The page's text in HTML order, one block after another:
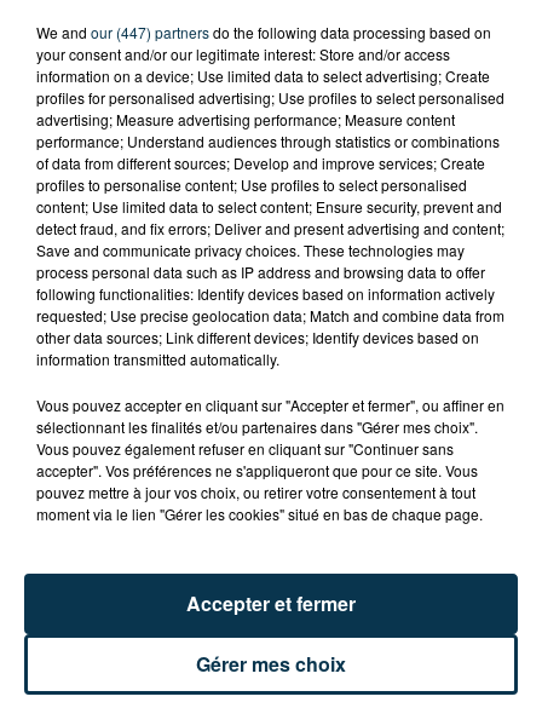
TITRES DIFFUSÉS
We and our (447) partnersdo the following data processing based on
your consent and/or our legitimate interest: Store and/or access
information on a device; Use limited data to select advertising; Create
profiles for personalised advertising; Use profiles to select personalised
advertising; Measure advertising performance; Measure content
performance; Understand audiences through statistics or combinations
of data from different sources; Develop and improve services; Create
profiles to personalise content; Use profiles to select personalised
content; Use limited data to select content; Ensure security, prevent and
detect fraud, and fix errors; Deliver and present advertising and content;
Save and communicate privacy choices. These technologies may
process personal data such as IP address and browsing data to offer
following functionalities: Identify devices based on information actively
requested; Use precise geolocation data; Match and combine data from
other data sources; Link different devices; Identify devices based on
information transmitted automatically.
Vous pouvez accepter en cliquant sur "Accepter et fermer", ou affiner en
sélectionnant les finalités et/ou partenaires dans "Gérer mes choix".
Vous pouvez également refuser en cliquant sur "Continuer sans
accepter". Vos préférences ne s'appliqueront que pour ce site. Vous
pouvez mettre à jour vos choix, ou retirer votre consentement à tout
moment via le lien "Gérer les cookies" situé en bas de chaque page.
Gérer mes choix
Accepter et fermer